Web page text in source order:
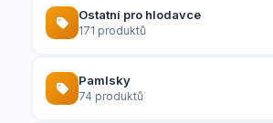
Ostatní pro hlodavce
171 produktů
Pamlsky
74 produktů